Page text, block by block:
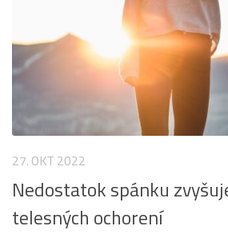
27. OKT 2022
Nedostatok spánku
telesných ochorení